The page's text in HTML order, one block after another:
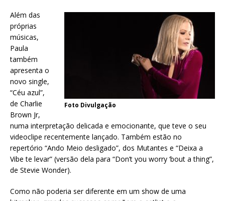
Foto Divulgação
Além das
próprias
músicas,
Paula
também
apresenta o
novo single,
“Céu azul”,
de Charlie
Brown Jr,
numa interpretação delicada e emocionante, que teve o seu
videoclipe recentemente lançado. Também estão no
repertório “Ando Meio desligado”, dos Mutantes e “Deixa a
Vibe te levar” (versão dela para “Don’t you worry ‘bout a thing”,
de Stevie Wonder).
Como não poderia ser diferente em um show de uma